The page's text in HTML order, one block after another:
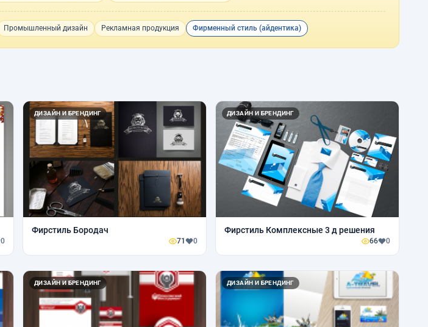
Промышленный дизайн Рекламная продукция Фирменный стиль (айдентика)
0
ДИЗАЙН И БРЕНДИНГ
Фирстиль Бородач
71 0
ДИЗАЙН И БРЕНДИНГ
Фирстиль Комплексные 3 д решения
66 0
ДИЗАЙН И БРЕНДИНГ ДИЗАЙН И БРЕНДИНГ